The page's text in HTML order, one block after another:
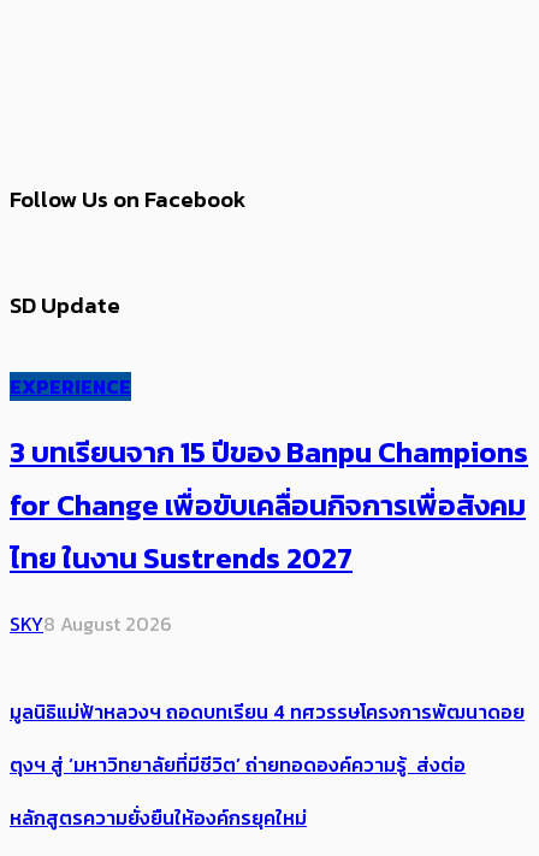
Follow Us on Facebook
SD Update
EXPERIENCE
3 บทเรียนจาก 15 ปีของ Banpu Champions
for Change เพื่อขับเคลื่อนกิจการเพื่อสังคม
ไทย ในงาน Sustrends 2027
SKY8 August 2026
มูลนิธิแม่ฟ้าหลวงฯ ถอดบทเรียน 4 ทศวรรษโครงการพัฒนาดอย
ตุงฯ สู่ ‘มหาวิทยาลัยที่มีชีวิต’ ถ่ายทอดองค์ความรู้ ส่งต่อ
หลักสูตรความยั่งยืนให้องค์กรยุคใหม่